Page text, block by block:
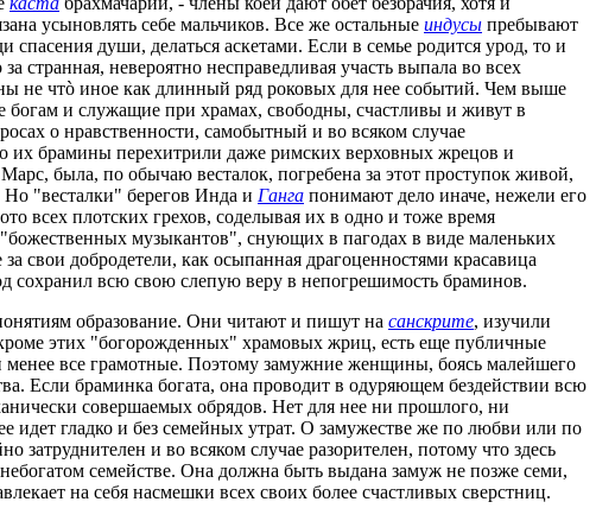
усыновлять себе мальчиков. Все же остальные индусы пребывают
спасения души, делаться аскетами. Если в семье родится урод, то и
странная, невероятно несправедливая участь выпала во всех
не чтò иное как длинный ряд роковых для нее событий. Чем выше
и служащие при храмах, свободны, счастливы и живут в
о нравственности, самобытный и во всяком случае
их брамины перехитрили даже римских верховных жрецов и
была, по обычаю весталок, погребена за этот проступок живой,
"весталки" берегов Инда и Ганга понимают дело иначе, нежели его
всех плотских грехов, соделывая их в одно и тоже время
музыкантов", снующих в пагодах в виде маленьких
свои добродетели, как осыпанная драгоценностями красавица
сохранил всю свою слепую веру в непогрешимость браминов.
образование. Они читают и пишут на санскрите, изучили
этих "богорожденных" храмовых жриц, есть еще публичные
все грамотные. Поэтому замужние женщины, боясь малейшего
Если браминка богата, она проводит в одуряющем бездействии всю
совершаемых обрядов. Нет для нее ни прошлого, ни
идет гладко и без семейных утрат. О замужестве же по любви или по
и во всяком случае разорителен, потому что здесь
семействе. Она должна быть выдана замуж не позже семи,
на себя насмешки всех своих более счастливых сверстниц.